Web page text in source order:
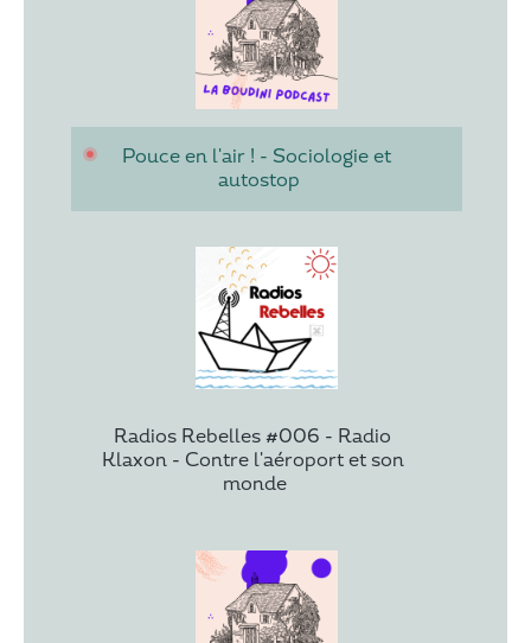
Pouce en l'air ! - Sociologie et
autostop
Radios Rebelles #006 - Radio
Klaxon - Contre l'aéroport et son
monde